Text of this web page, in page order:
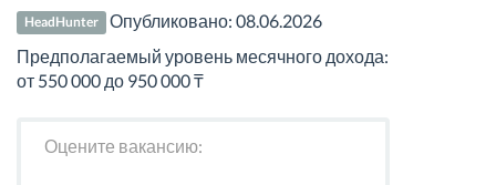
HeadHunter Опубликовано:08.06.2026
Предполагаемый уровень месячного дохода:
от 550 000 до 950 000 ₸
Оцените вакансию: